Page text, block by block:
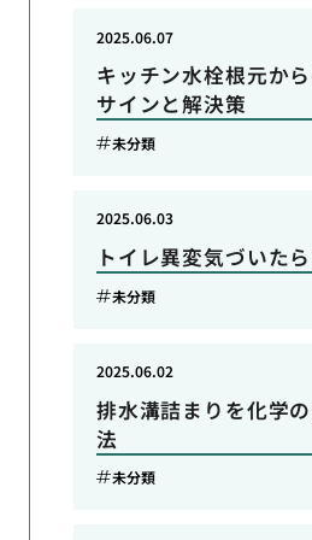
キッチン水栓根元か
サインと解決策
2025.06.07
未分類
トイレ異変気づいた
2025.06.03
未分類
排水溝詰まりを化学
法
2025.06.02
未分類